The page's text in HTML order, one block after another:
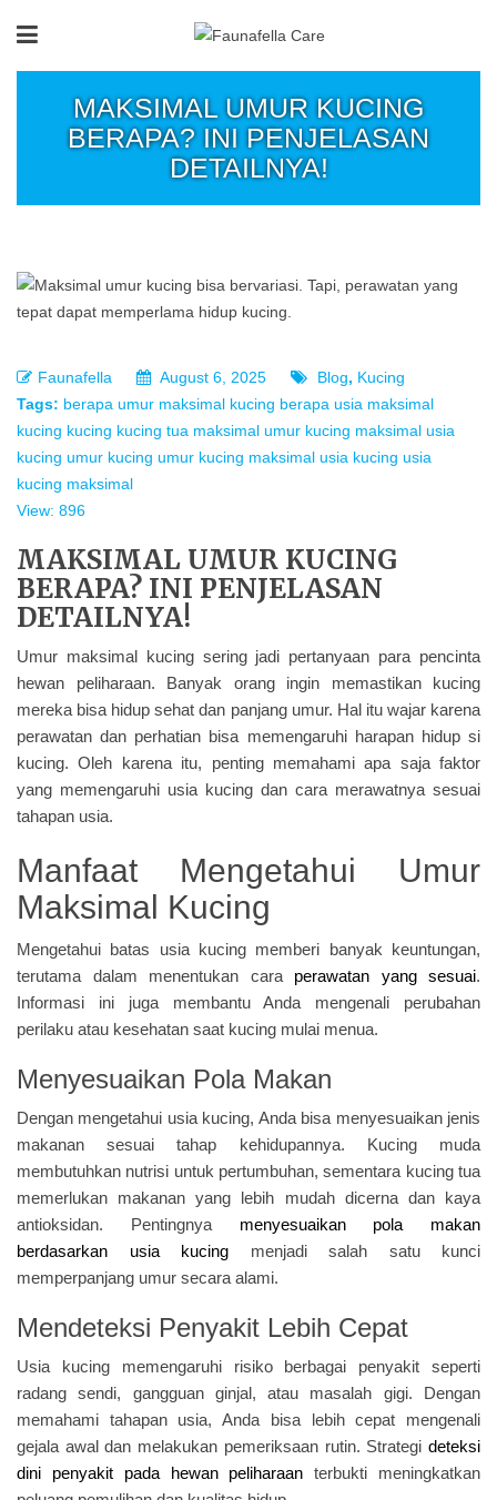
MAKSIMAL UMUR KUCING
BERAPA? INI PENJELASAN
DETAILNYA!
Faunafella August 6, 2025 Blog, Kucing
Tags: berapa umur maksimal kucing berapa usia maksimal
kucing kucing kucing tua maksimal umur kucing maksimal usia
kucing umur kucing umur kucing maksimal usia kucing usia
kucing maksimal
View: 896
MAKSIMAL UMUR KUCING
BERAPA? INI PENJELASAN
DETAILNYA!
Umur maksimal kucing sering jadi pertanyaan para pencinta
hewan peliharaan. Banyak orang ingin memastikan kucing
mereka bisa hidup sehat dan panjang umur. Hal itu wajar karena
perawatan dan perhatian bisa memengaruhi harapan hidup si
kucing. Oleh karena itu, penting memahami apa saja faktor
yang memengaruhi usia kucing dan cara merawatnya sesuai
tahapan usia.
Manfaat Mengetahui Umur
Maksimal Kucing
Mengetahui batas usia kucing memberi banyak keuntungan,
terutama dalam menentukan cara perawatan yang sesuai.
Informasi ini juga membantu Anda mengenali perubahan
perilaku atau kesehatan saat kucing mulai menua.
Menyesuaikan Pola Makan
Dengan mengetahui usia kucing, Anda bisa menyesuaikan jenis
makanan sesuai tahap kehidupannya. Kucing muda
membutuhkan nutrisi untuk pertumbuhan, sementara kucing tua
memerlukan makanan yang lebih mudah dicerna dan kaya
antioksidan. Pentingnya
menyesuaikan pola makan
berdasarkan usia kucing menjadi salah satu kunci
memperpanjang umur secara alami.
Mendeteksi Penyakit Lebih Cepat
Usia kucing memengaruhi risiko berbagai penyakit seperti
radang sendi, gangguan ginjal, atau masalah gigi. Dengan
memahami tahapan usia, Anda bisa lebih cepat mengenali
gejala awal dan melakukan pemeriksaan rutin. Strategi deteksi
dini penyakit pada hewan peliharaan terbukti meningkatkan